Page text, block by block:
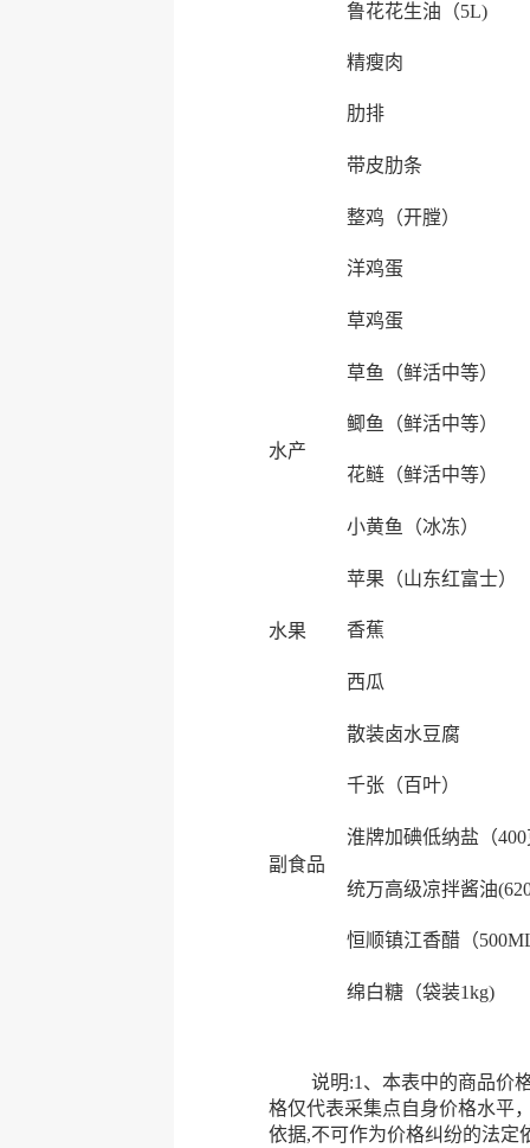
鲁花花生油（5L)
精瘦肉
肋排
带皮肋条
整鸡（开膛）
洋鸡蛋
草鸡蛋
水产
草鱼（鲜活中等）
鲫鱼（鲜活中等）
花鲢（鲜活中等）
小黄鱼（冰冻）
水果
苹果（山东红富士）
香蕉
西瓜
副食品
散装卤水豆腐
千张（百叶）
淮牌加碘低纳盐（
统万高级凉拌酱油
恒顺镇江香醋（
绵白糖（袋装1kg)
说明:1、本表中的商品价格
格仅代表采集点自身价格水平
依据,不可作为价格纠纷的法定